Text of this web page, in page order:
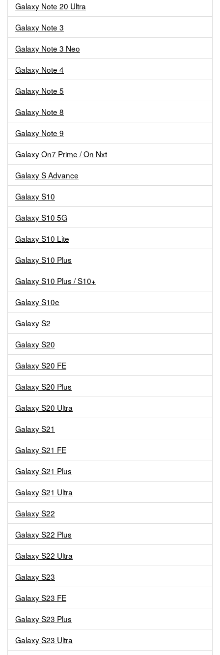
Galaxy Note 20 Ultra
Galaxy Note 3
Galaxy Note 3 Neo
Galaxy Note 4
Galaxy Note 5
Galaxy Note 8
Galaxy Note 9
Galaxy On7 Prime / On Nxt
Galaxy S Advance
Galaxy S10
Galaxy S10 5G
Galaxy S10 Lite
Galaxy S10 Plus
Galaxy S10 Plus / S10+
Galaxy S10e
Galaxy S2
Galaxy S20
Galaxy S20 FE
Galaxy S20 Plus
Galaxy S20 Ultra
Galaxy S21
Galaxy S21 FE
Galaxy S21 Plus
Galaxy S21 Ultra
Galaxy S22
Galaxy S22 Plus
Galaxy S22 Ultra
Galaxy S23
Galaxy S23 FE
Galaxy S23 Plus
Galaxy S23 Ultra